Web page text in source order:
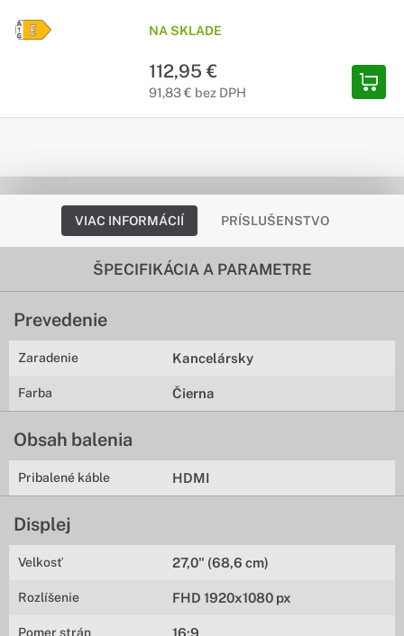
NA SKLADE
112,95 €
91,83 € bez DPH
VIAC INFORMÁCIÍ PRÍSLUŠENSTVO
ŠPECIFIKÁCIA A PARAMETRE
Prevedenie
Zaradenie Kancelársky
Farba Čierna
Obsah balenia
Pribalené káble HDMI
Displej
Velkosť 27,0" (68,6 cm)
Rozlíšenie FHD 1920x1080 px
Pomer strán 16:9